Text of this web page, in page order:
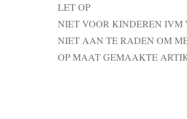
LET OP
NIET VOOR KINDEREN
NIET AAN TE RADEN OM
OP MAAT GEMAAKTE